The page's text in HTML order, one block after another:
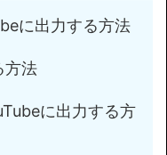
に出力する方法
方法
に出力する方